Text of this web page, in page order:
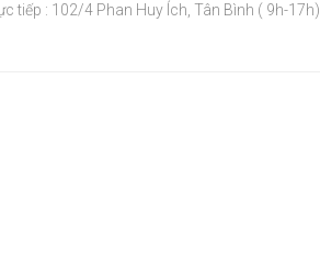
tiếp : 102/4 Phan Huy Ích, Tân Bình ( 9h-17h)